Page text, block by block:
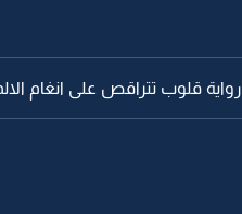
رواية قلوب تتراقص على انغام الالم